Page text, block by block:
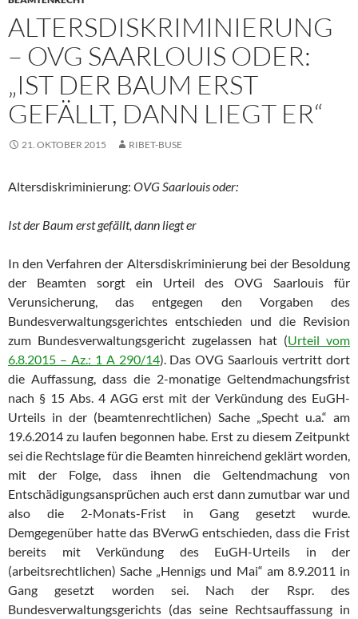
ALTERSDISKRIMINIERUNG
– OVG SAARLOUIS ODER:
„IST DER BAUM ERST
GEFÄLLT, DANN LIEGT ER“
21. OKTOBER 2015 RIBET-BUSE
Altersdiskriminierung: OVG Saarlouis oder:
Ist der Baum erst gefällt, dann liegt er
In den Verfahren der Altersdiskriminierung bei der Besoldung
der Beamten sorgt ein Urteil des OVG Saarlouis für
Verunsicherung, das entgegen den Vorgaben des
Bundesverwaltungsgerichtes entschieden und die Revision
zum Bundesverwaltungsgericht zugelassen hat (Urteil vom
6.8.2015 – Az.: 1 A 290/14). Das OVG Saarlouis vertritt dort
die Auffassung, dass die 2-monatige Geltendmachungsfrist
nach § 15 Abs. 4 AGG erst mit der Verkündung des EuGH-
Urteils in der (beamtenrechtlichen) Sache „Specht u.a.“ am
19.6.2014 zu laufen begonnen habe. Erst zu diesem Zeitpunkt
sei die Rechtslage für die Beamten hinreichend geklärt worden,
mit der Folge, dass ihnen die Geltendmachung von
Entschädigungsansprüchen auch erst dann zumutbar war und
also die 2-Monats-Frist in Gang gesetzt wurde.
Demgegenüber hatte das BVerwG entschieden, dass die Frist
bereits mit Verkündung des EuGH-Urteils in der
(arbeitsrechtlichen) Sache „Hennigs und Mai“ am 8.9.2011 in
Gang gesetzt worden sei. Nach der Rspr. des
Bundesverwaltungsgerichts (das seine Rechtsauffassung in